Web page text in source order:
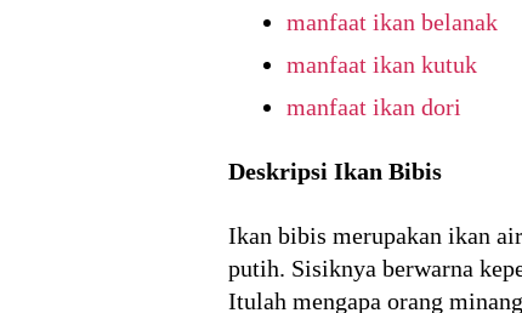
manfaat ikan belanak
manfaat ikan kutuk
manfaat ikan dori
Deskripsi Ikan Bibis
Ikan bibis merupakan ikan
putih. Sisiknya berwarna
Itulah mengapa orang